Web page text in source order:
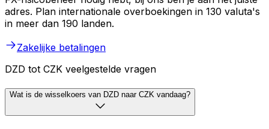
adres. Plan internationale overboekingen in 130 valuta's
in meer dan 190 landen.
Zakelijke betalingen
DZD tot CZK veelgestelde vragen
Wat is de wisselkoers van DZD naar CZK vandaag?